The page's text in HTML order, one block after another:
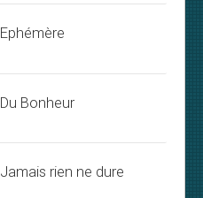
Ephémère
Du Bonheur
Jamais rien ne dure